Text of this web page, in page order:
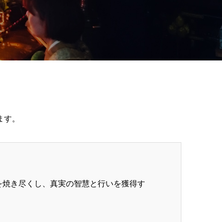
。
き尽くし、真実の智慧と行いを獲得す